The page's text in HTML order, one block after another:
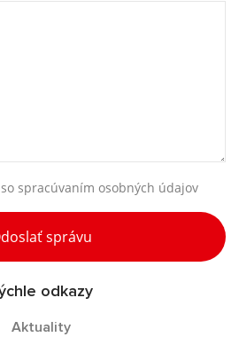
spracúvaním osobných údajov
správu
odkazy
Aktuality